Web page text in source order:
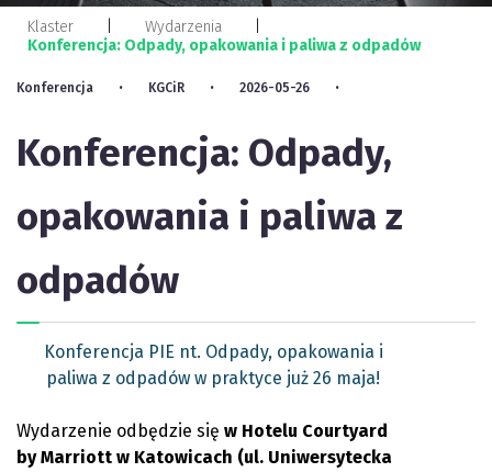
Klaster
Wydarzenia
Konferencja: Odpady, opakowania i paliwa z odpadów
Konferencja KGCiR 2026-05-26
Konferencja: Odpady,
opakowania i paliwa z
odpadów
Konferencja PIE nt. Odpady, opakowania i
paliwa z odpadów w praktyce już 26 maja!
Wydarzenie odbędzie się w Hotelu Courtyard
by Marriott w Katowicach (ul. Uniwersytecka